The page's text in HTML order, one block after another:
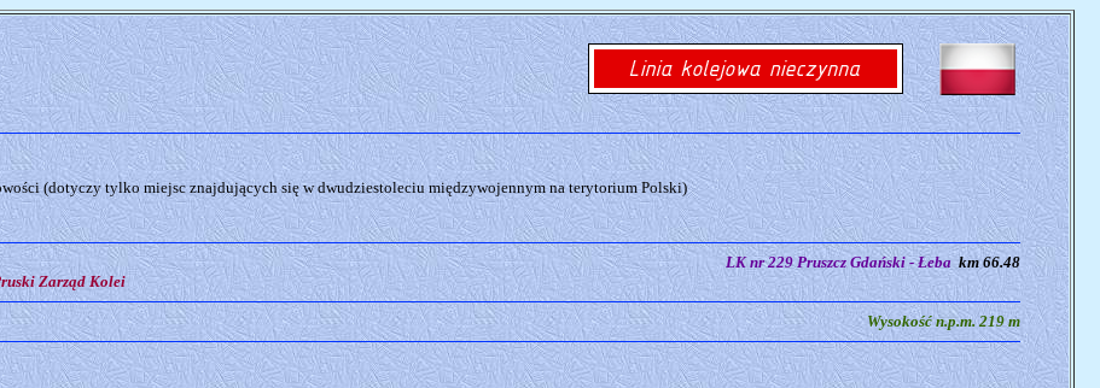
(dotyczy tylko miejsc znajdujących się w dwudziestoleciu międzywojennym na terytorium Polski)
Zarząd Kolei
LK nr 229 Pruszcz Gdański - Łebakm 66.48
Wysokość n.p.m. 219 m